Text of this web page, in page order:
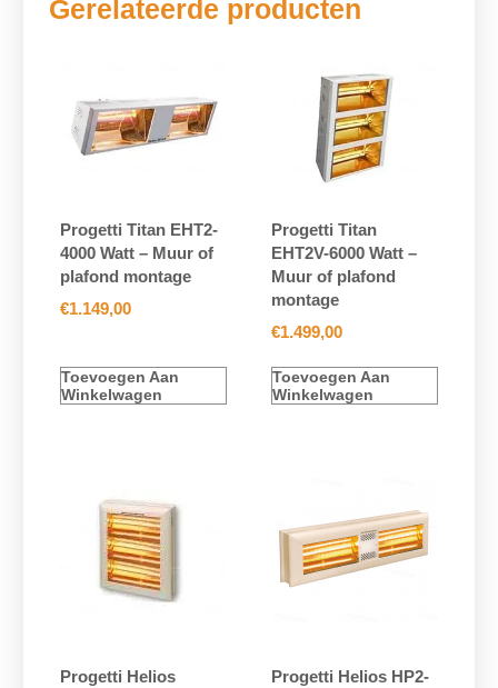
Gerelateerde producten
Progetti Titan EHT2-
4000 Watt – Muur of
plafond montage
€1.149,00
Toevoegen Aan
Winkelwagen
Progetti Titan
EHT2V-6000 Watt –
Muur of plafond
montage
€1.499,00
Toevoegen Aan
Winkelwagen
Progetti Helios
Progetti Helios HP2-